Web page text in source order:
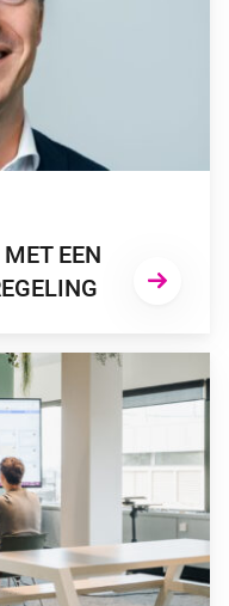
EEN
KLAAR VOOR HET